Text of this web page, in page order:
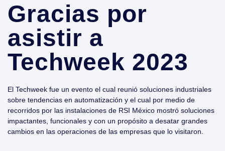
Gracias por
asistir a
Techweek 2023
El Techweek fue un evento el cual reunió soluciones industriales
sobre tendencias en automatización y el cual por medio de
recorridos por las instalaciones de RSI México mostró soluciones
impactantes, funcionales y con un propósito a desatar grandes
cambios en las operaciones de las empresas que lo visitaron.